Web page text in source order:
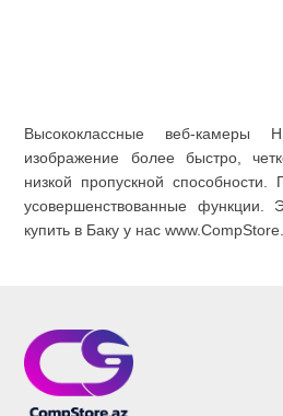
Высококлассные веб-
изображение более быстро,
низкой пропускной способности.
усовершенствованные
купить в Баку у нас